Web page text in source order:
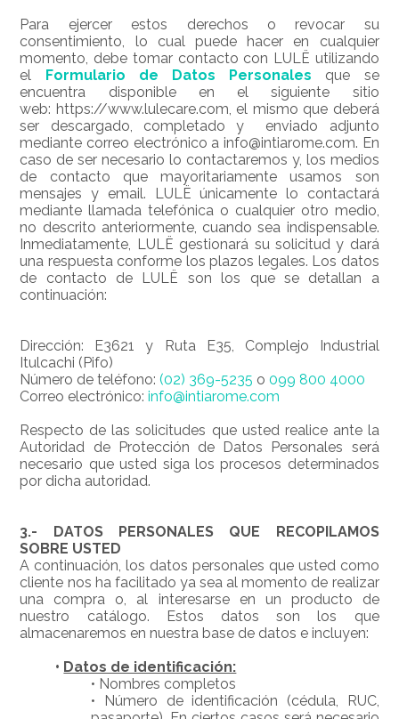
Para ejercer estos derechos o revocar su
consentimiento, lo cual puede hacer en cualquier
momento, debe tomar contacto con LULË utilizando
el Formulario de Datos Personales que se
encuentra disponible en el siguiente sitio
web: https://www.lulecare.com , el mismo que deberá
ser descargado, completado y enviado adjunto
mediante correo electrónico a info@intiarome.com. En
caso de ser necesario lo contactaremos y, los medios
de contacto que mayoritariamente usamos son
mensajes y email. LULË únicamente lo contactará
mediante llamada telefónica o cualquier otro medio,
no descrito anteriormente, cuando sea indispensable.
Inmediatamente, LULË gestionará su solicitud y dará
una respuesta conforme los plazos legales. Los datos
de contacto de LULË son los que se detallan a
continuación:
Dirección: E3621 y Ruta E35, Complejo Industrial
Itulcachi (Pifo)
Número de teléfono:(02) 369-5235 o099 800 4000
Correo electrónico:info@intiarome.com
Respecto de las solicitudes que usted realice ante la
Autoridad de Protección de Datos Personales será
necesario que usted siga los procesos determinados
por dicha autoridad.
3.- DATOS PERSONALES QUE RECOPILAMOS
SOBRE USTED
A continuación, los datos personales que usted como
cliente nos ha facilitado ya sea al momento de realizar
una compra o, al interesarse en un producto de
nuestro catálogo. Estos datos son los que
almacenaremos en nuestra base de datos e incluyen:
• Datos de identificación:
• Nombres completos
• Número de identificación (cédula, RUC,